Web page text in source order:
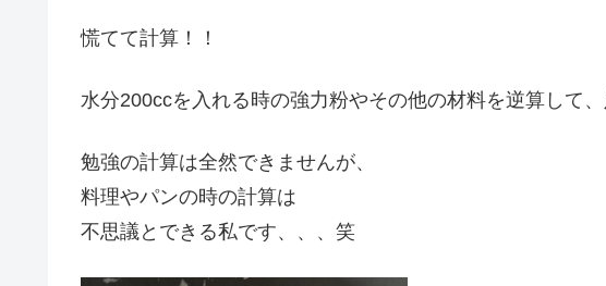
慌てて計算！！
水分200ccを入れる時の強力粉やその他の材料を逆算して、
勉強の計算は全然できませんが、
料理やパンの時の計算は
不思議とできる私です、、、笑